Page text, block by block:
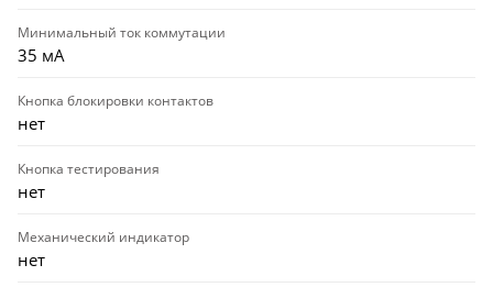
Минимальный ток коммутации
35 мА
Кнопка блокировки контактов
нет
Кнопка тестирования
нет
Механический индикатор
нет